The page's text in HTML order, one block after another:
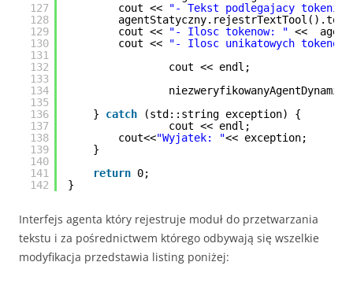
127
128
129
130
131
132
133
134
135
136
137
138
139
140
141
142
cout <<
"- Tekst podlegajacy
cout <<
"- Ilosc tokenow: " <<
cout <<
"- Ilosc unikatowych
cout << endl;
} catch
(std::string exception) {
cout << endl;
cout<<"Wyjatek: "<< exception;
}
return 0;
}
Interfejs agenta który rejestruje moduł do przetwarzania
tekstu i za pośrednictwem którego odbywają się wszelkie
modyfikacja przedstawia listing poniżej: